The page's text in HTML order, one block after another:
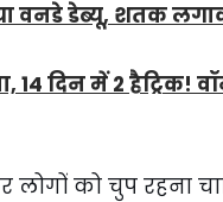
वनडे डेब्यू, शतक
14 दिन में 2 हैट्रिक!
को चुप रहना